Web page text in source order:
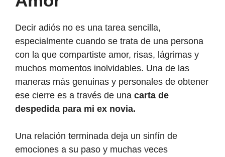
Decir adiós no es una tarea sencilla,
especialmente cuando se trata de una persona
con la que compartiste amor, risas, lágrimas y
muchos momentos inolvidables. Una de las
maneras más genuinas y personales de obtener
ese cierre es a través de una carta de
despedida para mi ex novia.
Una relación terminada deja un sinfín de
emociones a su paso y muchas veces